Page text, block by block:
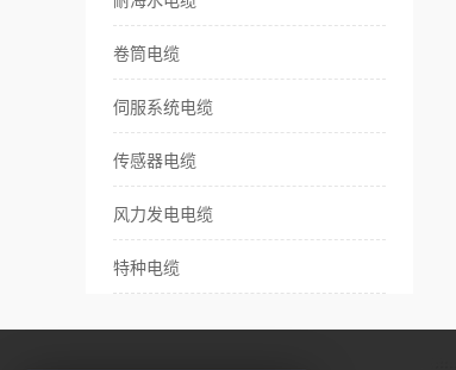
卷筒电缆
伺服系统电缆
传感器电缆
风力发电电缆
特种电缆